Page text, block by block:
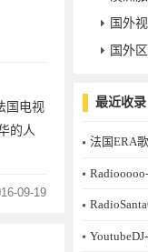
国电视
的人
09-19
国外
国外
最近收录
法国ERA